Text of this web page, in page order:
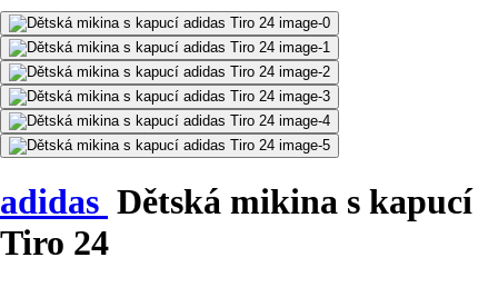
adidas Dětská mikina s kapucí
Tiro 24